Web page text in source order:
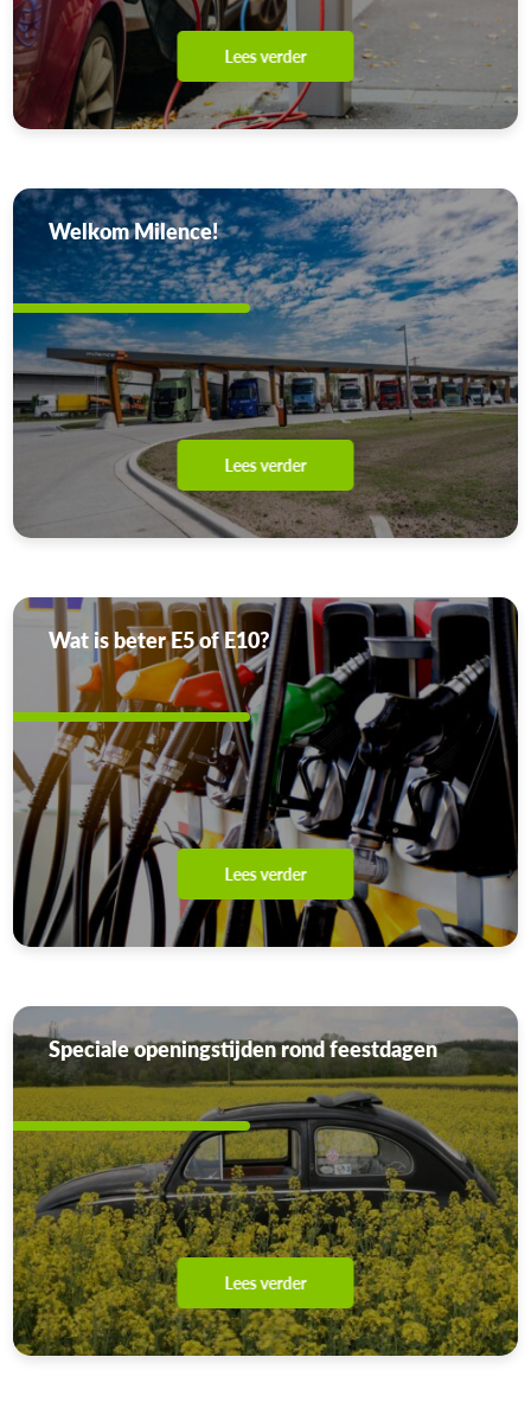
Lees verder
Welkom Milence!
Lees verder
Wat is beter E5 of E10?
Lees verder
Speciale openingstijden rond feestdagen
Lees verder